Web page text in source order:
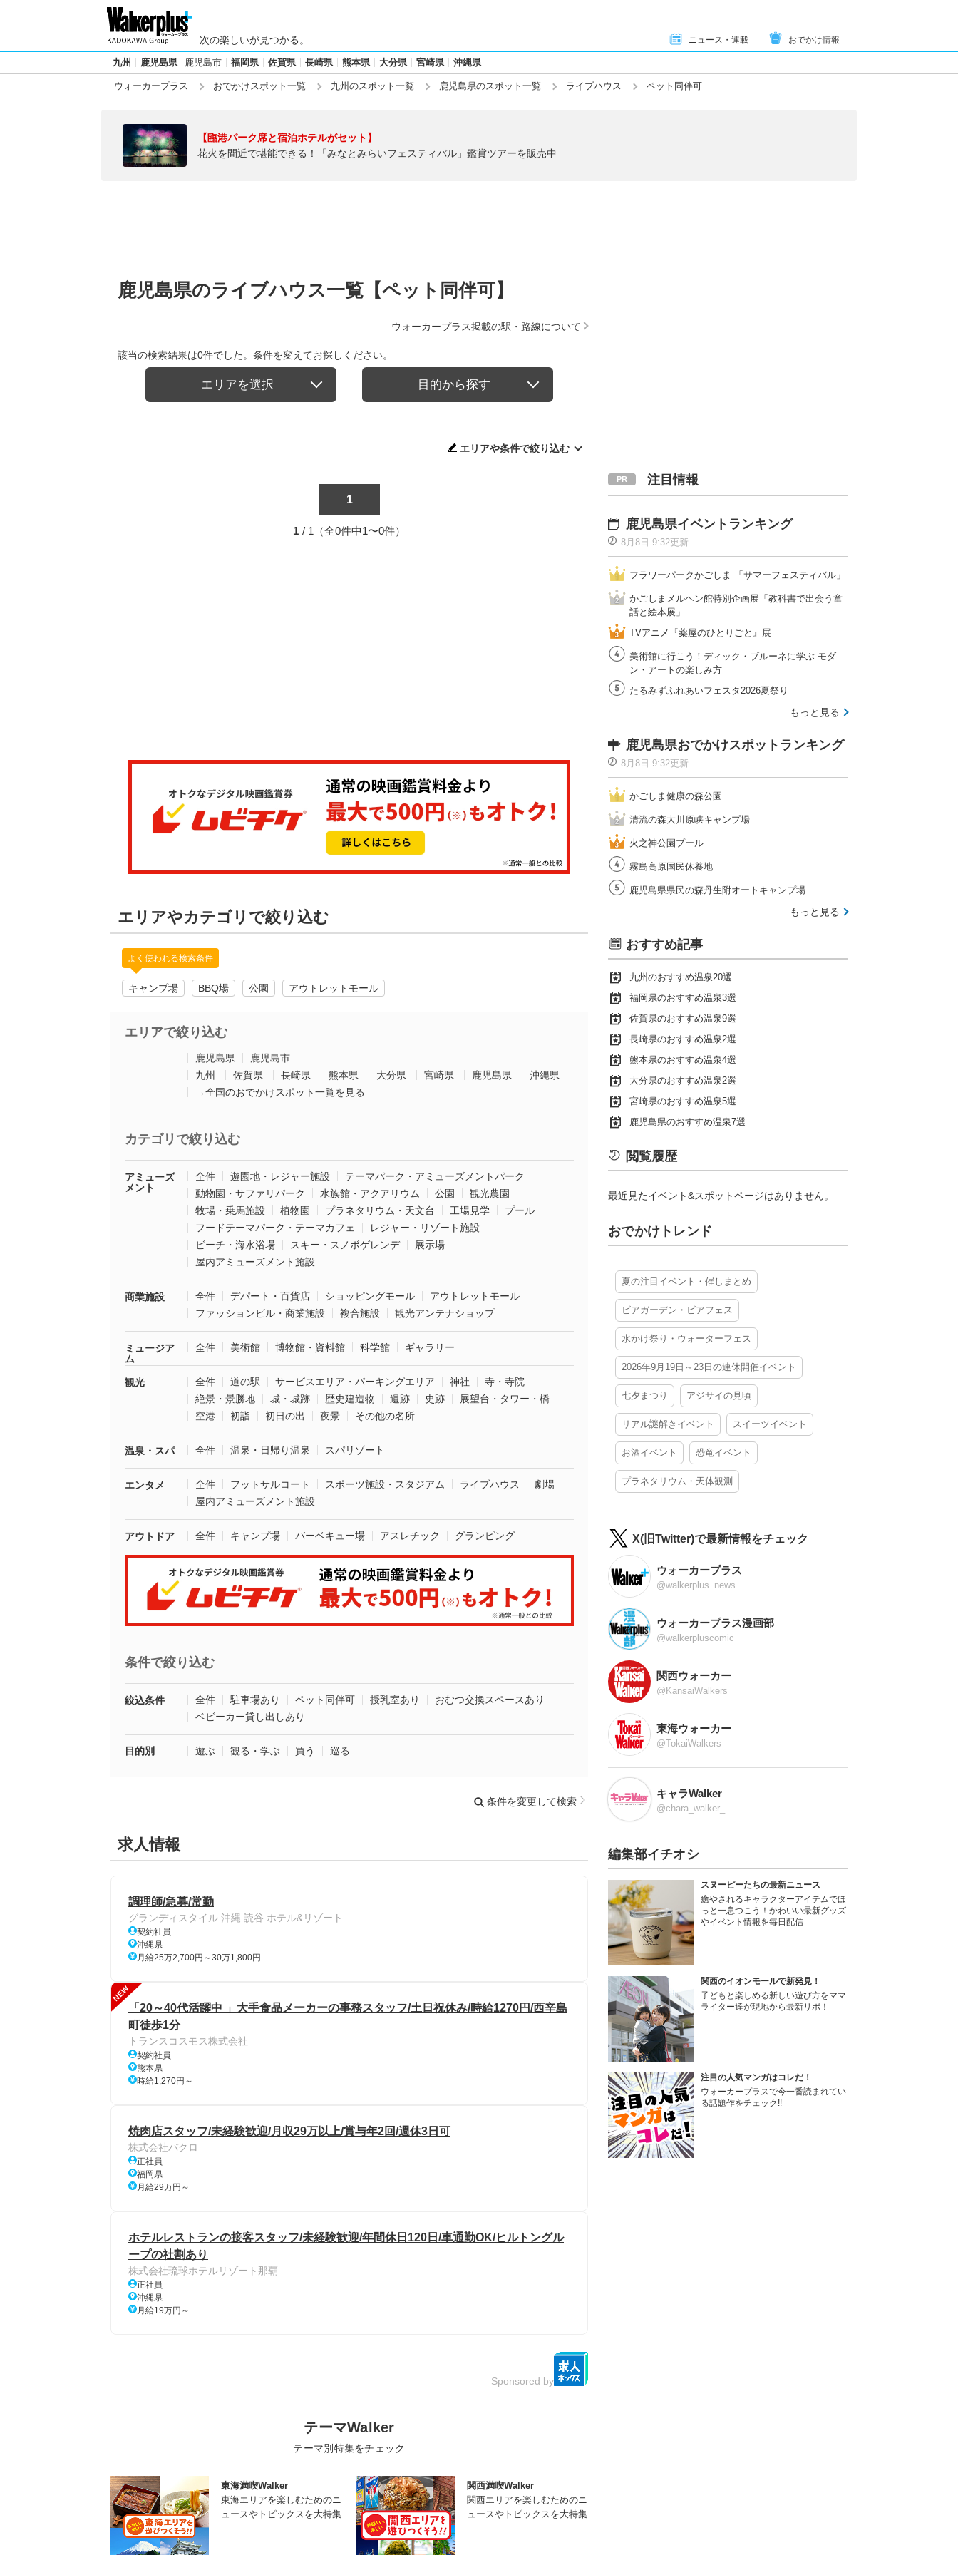
次の楽しいが見つかる。 ニュース・連載 おでかけ情報
九州 鹿児島県 鹿児島市 福岡県 佐賀県 長崎県 熊本県 大分県 宮崎県 沖縄県
ウォーカープラス おでかけスポット一覧 九州のスポット一覧 鹿児島県のスポット一覧 ライブハウス ペット同伴可
【臨港パーク席と宿泊ホテルがセット】
花火を間近で堪能できる！「みなとみらいフェスティバル」鑑賞ツアーを販売中
鹿児島県のライブハウス一覧【ペット同伴可】
ウォーカープラス掲載の駅・路線について
該当の検索結果は0件でした。条件を変えてお探しください。
エリアを選択 目的から探す
エリアや条件で絞り込む
1
1 / 1（全0件中1〜0件）
エリアやカテゴリで絞り込む
よく使われる検索条件
キャンプ場 BBQ場 公園 アウトレットモール
エリアで絞り込む
鹿児島県
鹿児島市
九州
佐賀県 長崎県 熊本県 大分県 宮崎県 鹿児島県
沖縄県
→全国のおでかけスポット一覧を見る
カテゴリで絞り込む
アミューズ
メント
全件 遊園地・レジャー施設
テーマパーク・アミューズメントパーク
動物園・サファリパーク
水族館・アクアリウム 公園
観光農園
牧場・乗馬施設
植物園 プラネタリウム・天文台 工場見学
プール
フードテーマパーク・テーマカフェ
レジャー・リゾート施設
ビーチ・海水浴場
スキー・スノボゲレンデ
展示場
屋内アミューズメント施設
商業施設 全件 デパート・百貨店 ショッピングモール
アウトレットモール
ファッションビル・商業施設
複合施設 観光アンテナショップ
ミュージア
ム
全件 美術館 博物館・資料館 科学館 ギャラリー
観光 全件 道の駅 サービスエリア・パーキングエリア 神社
寺・寺院
絶景・景勝地
城・城跡 歴史建造物 遺跡 史跡
展望台・タワー・橋
空港
初詣 初日の出 夜景 その他の名所
温泉・スパ 全件 温泉・日帰り温泉 スパリゾート
エンタメ 全件 フットサルコート スポーツ施設・スタジアム ライブハウス
劇場
屋内アミューズメント施設
アウトドア 全件 キャンプ場 バーベキュー場 アスレチック グランピング
条件で絞り込む
絞込条件 全件 駐車場あり ペット同伴可 授乳室あり
おむつ交換スペースあり
ベビーカー貸し出しあり
目的別 遊ぶ 観る・学ぶ 買う 巡る
条件を変更して検索
求人情報
調理師/急募/常勤
グランディスタイル 沖縄 読谷 ホテル&リゾート
契約社員
沖縄県
月給25万2,700円～30万1,800円
NEW
「20～40代活躍中 」大手食品メーカーの事務スタッフ/土日祝休み/時給1270円/西辛島
町徒歩1分
トランスコスモス株式会社
契約社員
熊本県
時給1,270円～
焼肉店スタッフ/未経験歓迎/月収29万以上/賞与年2回/週休3日可
株式会社バクロ
正社員
福岡県
月給29万円～
ホテルレストランの接客スタッフ/未経験歓迎/年間休日120日/車通勤OK/ヒルトングル
ープの社割あり
株式会社琉球ホテルリゾート那覇
正社員
沖縄県
月給19万円～
Sponsored by
テーマWalker
テーマ別特集をチェック
東海満喫Walker
東海エリアを楽しむためのニ
ュースやトピックスを大特集
関西満喫Walker
関西エリアを楽しむためのニ
ュースやトピックスを大特集
注目情報
鹿児島県イベントランキング
8月8日 9:32更新
フラワーパークかごしま 「サマーフェスティバル」
かごしまメルヘン館特別企画展「教科書で出会う童
話と絵本展」
TVアニメ『薬屋のひとりごと』展
美術館に行こう！ディック・ブルーネに学ぶ モダ
ン・アートの楽しみ方
たるみずふれあいフェスタ2026夏祭り
もっと見る
鹿児島県おでかけスポットランキング
8月8日 9:32更新
かごしま健康の森公園
清流の森大川原峡キャンプ場
火之神公園プール
霧島高原国民休養地
鹿児島県県民の森丹生附オートキャンプ場
もっと見る
おすすめ記事
九州のおすすめ温泉20選
福岡県のおすすめ温泉3選
佐賀県のおすすめ温泉9選
長崎県のおすすめ温泉2選
熊本県のおすすめ温泉4選
大分県のおすすめ温泉2選
宮崎県のおすすめ温泉5選
鹿児島県のおすすめ温泉7選
閲覧履歴
最近見たイベント&スポットページはありません。
おでかけトレンド
夏の注目イベント・催しまとめ
ビアガーデン・ビアフェス
水かけ祭り・ウォーターフェス
2026年9月19日～23日の連休開催イベント
七夕まつり アジサイの見頃
リアル謎解きイベント スイーツイベント
お酒イベント 恐竜イベント
プラネタリウム・天体観測
X(旧Twitter)で最新情報をチェック
ウォーカープラス
@walkerplus_news
ウォーカープラス漫画部
@walkerpluscomic
関西ウォーカー
@KansaiWalkers
東海ウォーカー
@TokaiWalkers
キャラWalker
@chara_walker_
編集部イチオシ
スヌーピーたちの最新ニュース
癒やされるキャラクターアイテムでほ
っと一息つこう！かわいい最新グッズ
やイベント情報を毎日配信
関西のイオンモールで新発見！
子どもと楽しめる新しい遊び方をママ
ライター達が現地から最新リポ！
注目の人気マンガはコレだ！
ウォーカープラスで今一番読まれてい
る話題作をチェック!!